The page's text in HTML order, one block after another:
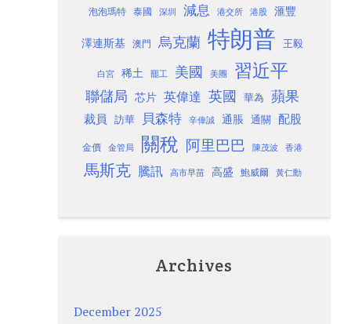
泡泡瑪特 泰國 深圳 減息 港交所 港股 滙豐
澤連斯基 澳門 烏克蘭 特朗普 王毅
白宮 稀土 罷工 美國 美團 習近平
聯儲局 芯片 英偉達 英國 華為 蘋果
裁員 訪華 貝森特 辛偉誠 通脹 通關 配股
金價 金管局 關稅 阿里巴巴 陳茂波 香港
馬斯克 騰訊 高市早苗 高盛 鮑威爾 黃仁勳
Archives
December 2025